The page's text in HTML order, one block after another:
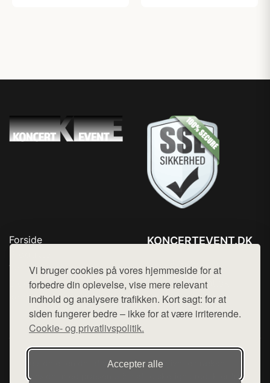
Vi bruger cookies på vores hjemmeside for at
forbedre din oplevelse, vise mere relevant
indhold og analysere trafikken. Kort sagt: for at
siden fungerer bedre – ikke for at være irriterende.
Cookie- og privatlivspolitik.
Accepter alle
Forside
Top Rabatter
Blog
Kontakt
KONCERTEVENT.DK
Mail: hej@want.dk
Cookie- og privatlivspolitik
Denne side er en del af want.dk, der udgiver en række
hjemmesider med præsentation af forskellige produkter fra